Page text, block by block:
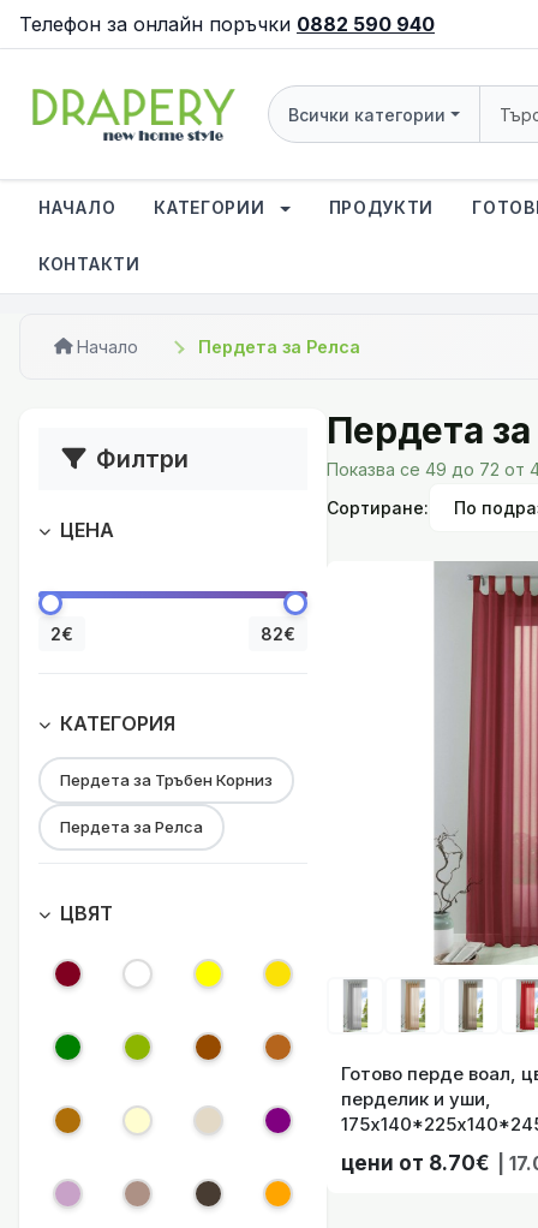
Телефон за онлайн поръчки 0882 590 940
Всички категории
НАЧАЛО КАТЕГОРИИ ПРОДУКТИ
КОНТАКТИ
Начало Пердета за Релса
Филтри
ЦЕНА
2€ 82€
КАТЕГОРИЯ
Пердета за Тръбен Корниз
Пердета за Релса
ЦВЯТ
Пердета
Показва се 49 до 72 от
Сортиране:
Готово перде воал,
перделик и уши,
61175 41022739
цени от 8.70€ |
Готово перде
Готово
Готово
Готово